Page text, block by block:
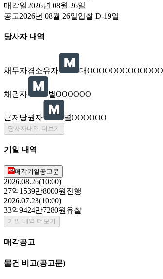
매각일2026년 08월 26일
공고2026년 08월 26일입찰 D-19일
당사자 내역
채무자겸소유자 대OOOOOOOOOOOOO
채권자 별OOOOOO
근저당권자 별OOOOOO
당사자내역 더보기
기일 내역
매각기일공고문
2026.08.26(10:00)
27억1539만8000원 진행
2026.07.23(10:00)
33억9424만7280원 유찰
기일 내역 더보기
매각공고
물건 비고(공고문)